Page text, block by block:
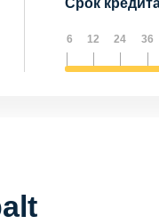
6 12 24 36